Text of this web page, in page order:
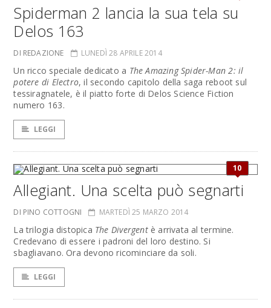
Spiderman 2 lancia la sua tela su
Delos 163
DI REDAZIONE LUNEDÌ 28 APRILE 2014
Un ricco speciale dedicato a The Amazing Spider-Man 2: il
potere di Electro, il secondo capitolo della saga reboot sul
tessiragnatele, è il piatto forte di Delos Science Fiction
numero 163.
LEGGI
10
Allegiant. Una scelta può segnarti
DI PINO COTTOGNI MARTEDÌ 25 MARZO 2014
La trilogia distopica The Divergentè arrivata al termine.
Credevano di essere i padroni del loro destino. Si
sbagliavano. Ora devono ricominciare da soli.
LEGGI